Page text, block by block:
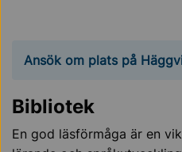
Ansök om plats på
Bibliotek
En god läsförmåga är en